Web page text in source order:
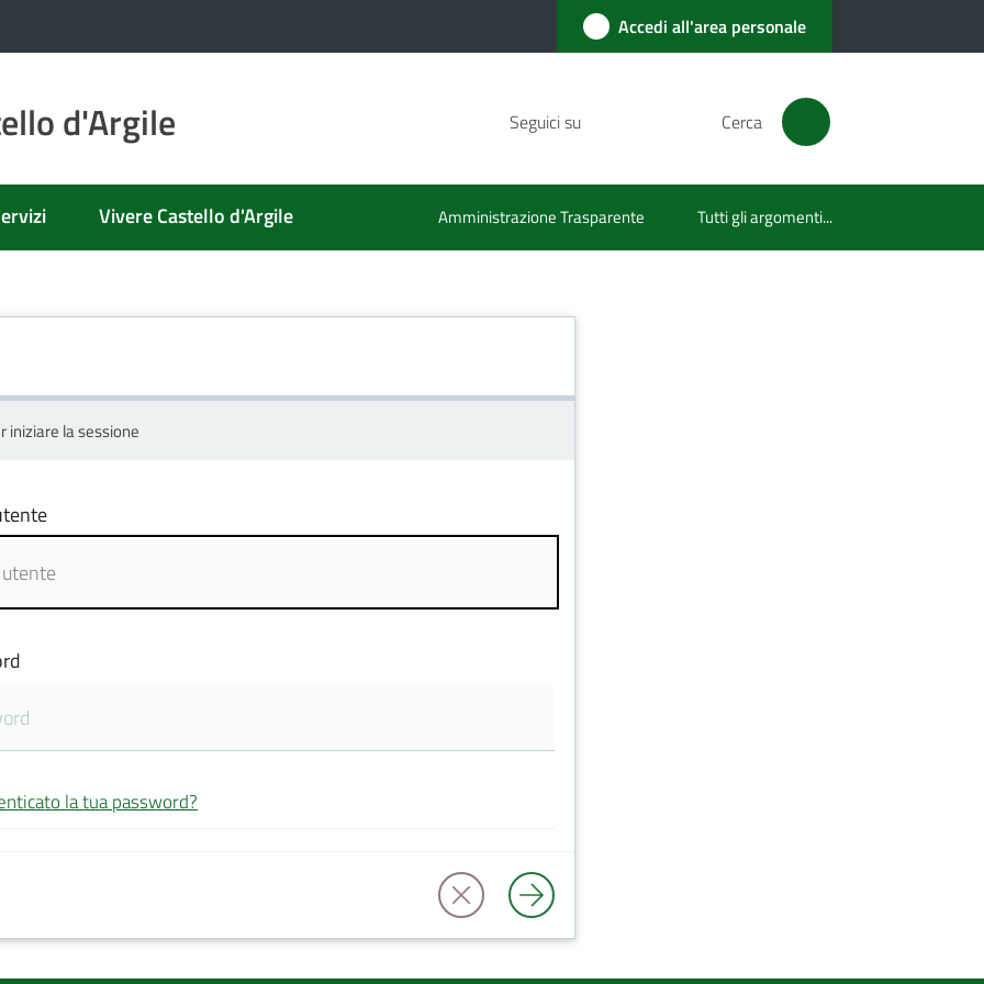
Accedi all'area personale
d'Argile Seguici su Cerca
Vivere Castello d'Argile Amministrazione Trasparente Tutti gli argomenti...
iniziare la sessione
la tua password?